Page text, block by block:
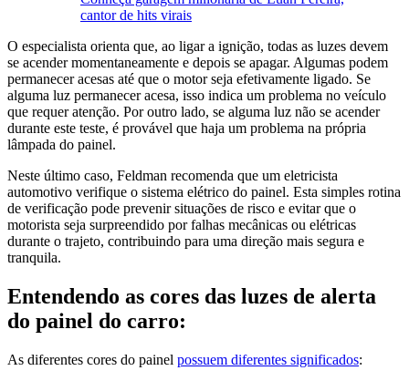
cantor de hits virais
O especialista orienta que, ao ligar a ignição, todas as luzes devem
se acender momentaneamente e depois se apagar. Algumas podem
permanecer acesas até que o motor seja efetivamente ligado. Se
alguma luz permanecer acesa, isso indica um problema no veículo
que requer atenção. Por outro lado, se alguma luz não se acender
durante este teste, é provável que haja um problema na própria
lâmpada do painel.
Neste último caso, Feldman recomenda que um eletricista
automotivo verifique o sistema elétrico do painel. Esta simples rotina
de verificação pode prevenir situações de risco e evitar que o
motorista seja surpreendido por falhas mecânicas ou elétricas
durante o trajeto, contribuindo para uma direção mais segura e
tranquila.
Entendendo as cores das luzes de alerta
do painel do carro:
As diferentes cores do painel possuem diferentes significados: